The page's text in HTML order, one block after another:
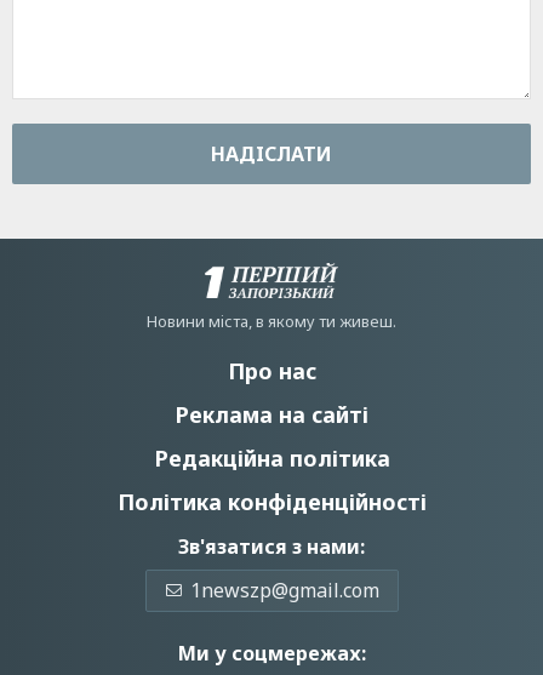
НАДIСЛАТИ
Новини мiста, в якому ти живеш.
Про нас
Реклама на сайті
Редакційна політика
Політика конфіденційності
Зв'язатися з нами:
1newszp@gmail.com
Ми у соцмережах: